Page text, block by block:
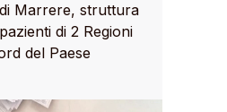
di Marrere, struttura
di 2 Regioni
del Paese